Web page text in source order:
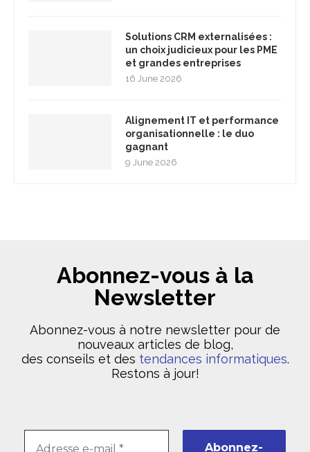
Solutions CRM externalisées :
un choix judicieux pour les PME
et grandes entreprises
16 June 2026
Alignement IT et performance
organisationnelle : le duo
gagnant
9 June 2026
Abonnez-vous à la
Newsletter
Abonnez-vous à notre newsletter pour de
nouveaux articles de blog,
des conseils et des tendances informatiques.
Restons à jour!